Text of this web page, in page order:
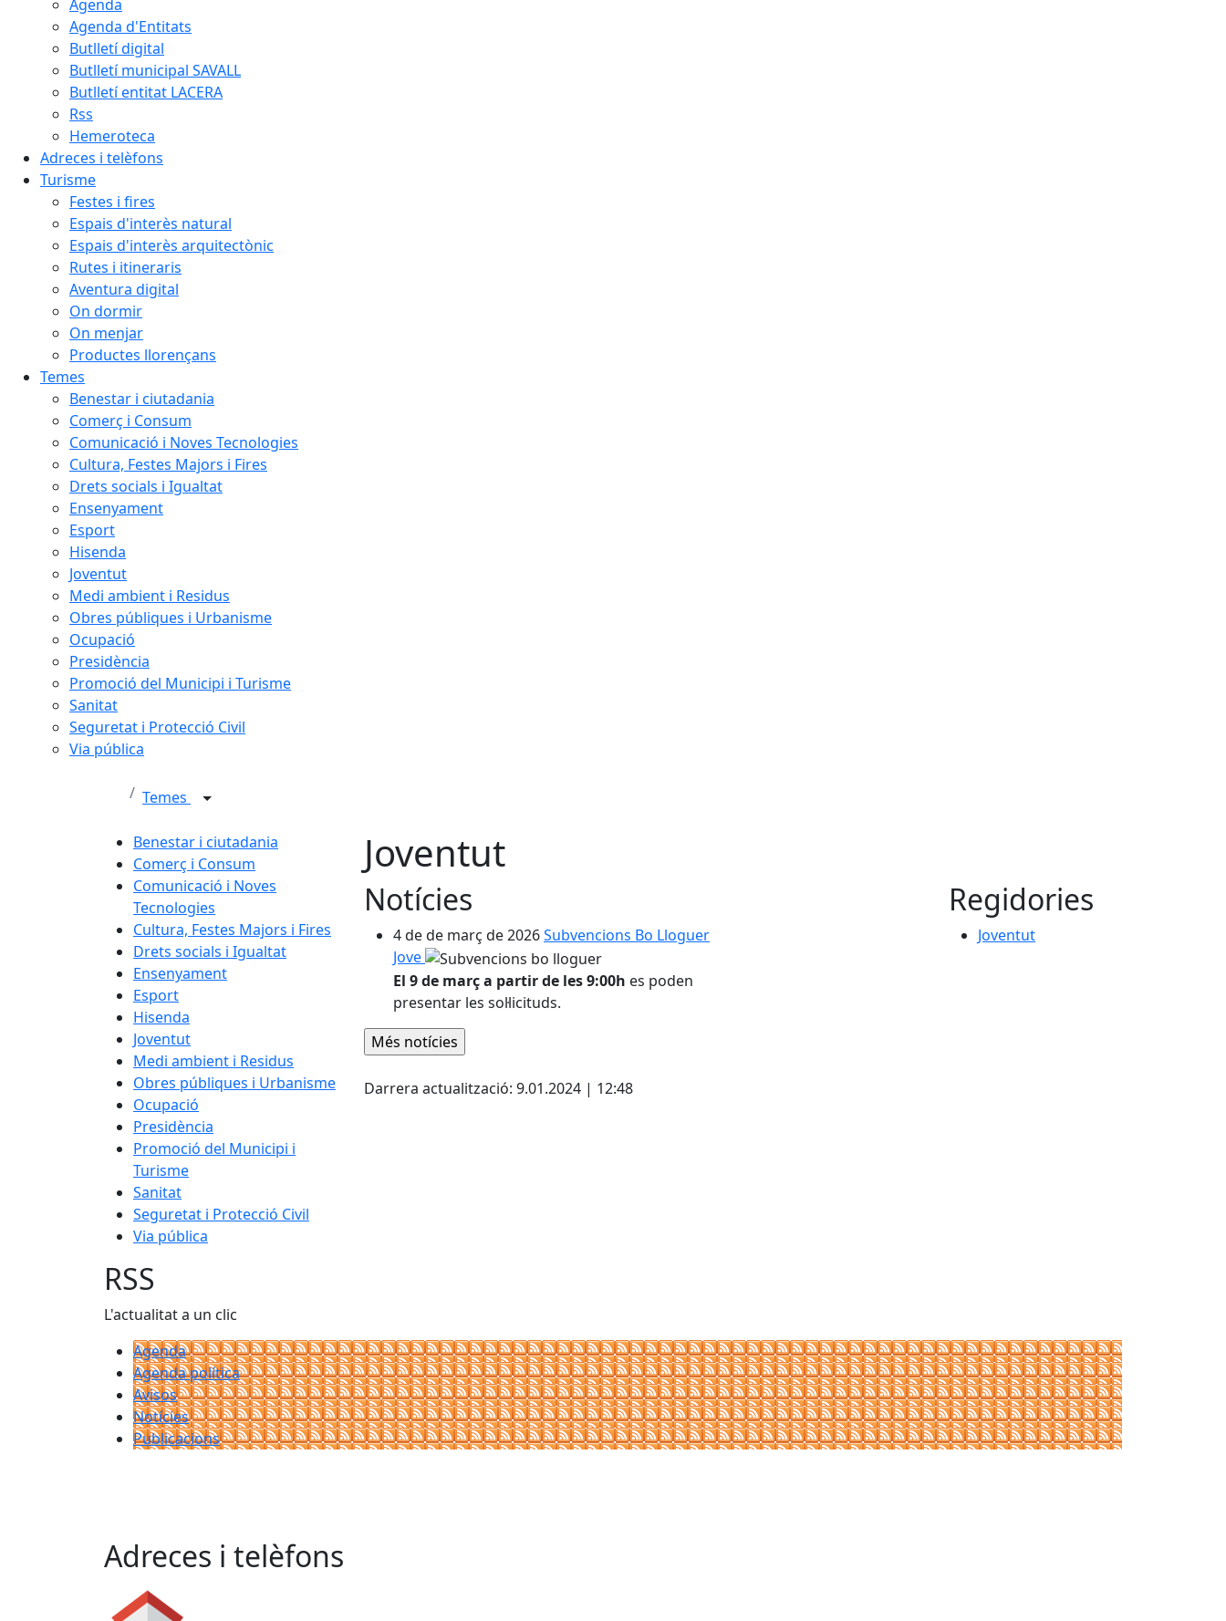
Agenda
Agenda d'Entitats
Butlletí digital
Butlletí municipal SAVALL
Butlletí entitat LACERA
Rss
Hemeroteca
Adreces i telèfons
Turisme
Festes i fires
Espais d'interès natural
Espais d'interès arquitectònic
Rutes i itineraris
Aventura digital
On dormir
On menjar
Productes llorençans
Temes
Benestar i ciutadania
Comerç i Consum
Comunicació i Noves Tecnologies
Cultura, Festes Majors i Fires
Drets socials i Igualtat
Ensenyament
Esport
Hisenda
Joventut
Medi ambient i Residus
Obres públiques i Urbanisme
Ocupació
Presidència
Promoció del Municipi i Turisme
Sanitat
Seguretat i Protecció Civil
Via pública
Temes
Benestar i ciutadania
Comerç i Consum
Comunicació i Noves
Tecnologies
Cultura, Festes Majors i Fires
Drets socials i Igualtat
Ensenyament
Esport
Hisenda
Joventut
Medi ambient i Residus
Obres públiques i Urbanisme
Ocupació
Presidència
Promoció del Municipi i
Turisme
Sanitat
Seguretat i Protecció Civil
Via pública
Joventut
Notícies
4 de de març de 2026Subvencions Bo Lloguer
Jove
El 9 de març a partir de les 9:00h es poden
presentar les sol·licituds.
Regidories
Joventut
Darrera actualització: 9.01.2024 | 12:48
RSS
L'actualitat a un clic
Agenda
Agenda política
Avisos
Notícies
Publicacions
Adreces i telèfons